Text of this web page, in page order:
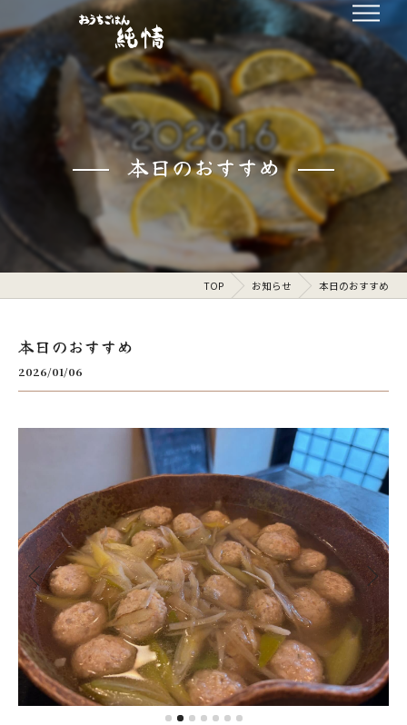
本日のおすすめ
TOP お知らせ 本日のおすすめ
本日のおすすめ
2026/01/06